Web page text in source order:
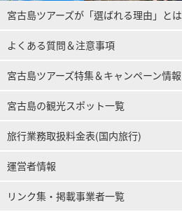
宮古島ツアーズが「選ばれる理由」とは
よくある質問＆注意事項
宮古島ツアーズ特集＆キャンペーン情報
宮古島の観光スポット一覧
旅行業務取扱料金表(国内旅行)
運営者情報
リンク集・掲載事業者一覧